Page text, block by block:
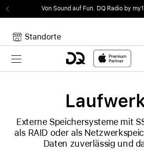
Von Sound auf Fun. DQ Radio by
Standorte
Toggle navigation
Externe Speichersysteme mit
als RAID oder als
Daten zuverlässig und